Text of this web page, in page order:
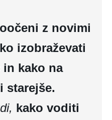
z novimi
izobraževati
in kako na
starejše.
kako voditi